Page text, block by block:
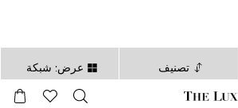
تصنيف عرض: شبكة
ثانية